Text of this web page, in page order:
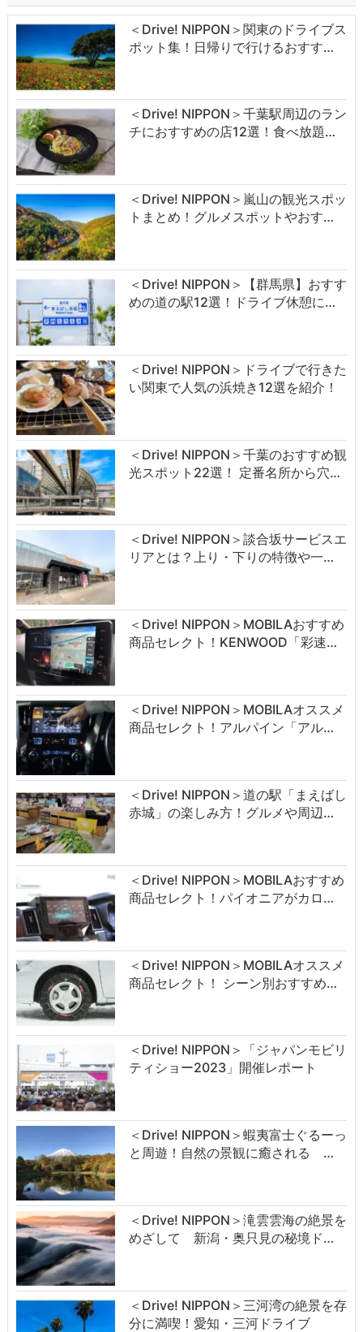
＜Drive! NIPPON＞関東のドライブス
ポット集！日帰りで行けるおすす…
＜Drive! NIPPON＞千葉駅周辺のラン
チにおすすめの店12選！食べ放題…
＜Drive! NIPPON＞嵐山の観光スポッ
トまとめ！グルメスポットやおす…
＜Drive! NIPPON＞【群馬県】おすす
めの道の駅12選！ドライブ休憩に…
＜Drive! NIPPON＞ドライブで行きた
い関東で人気の浜焼き12選を紹介！
＜Drive! NIPPON＞千葉のおすすめ観
光スポット22選！ 定番名所から穴…
＜Drive! NIPPON＞談合坂サービスエ
リアとは？上り・下りの特徴や一…
＜Drive! NIPPON＞MOBILAおすすめ
商品セレクト！KENWOOD「彩速…
＜Drive! NIPPON＞MOBILAオススメ
商品セレクト！アルパイン「アル…
＜Drive! NIPPON＞道の駅「まえばし
赤城」の楽しみ方！グルメや周辺…
＜Drive! NIPPON＞MOBILAおすすめ
商品セレクト！パイオニアがカロ…
＜Drive! NIPPON＞MOBILAオススメ
商品セレクト！ シーン別おすすめ…
＜Drive! NIPPON＞「ジャパンモビリ
ティショー2023」開催レポート
＜Drive! NIPPON＞蝦夷富士ぐるーっ
と周遊！自然の景観に癒される …
＜Drive! NIPPON＞滝雲雲海の絶景を
めざして 新潟・奥只見の秘境ド…
＜Drive! NIPPON＞三河湾の絶景を存
分に満喫！愛知・三河ドライブ